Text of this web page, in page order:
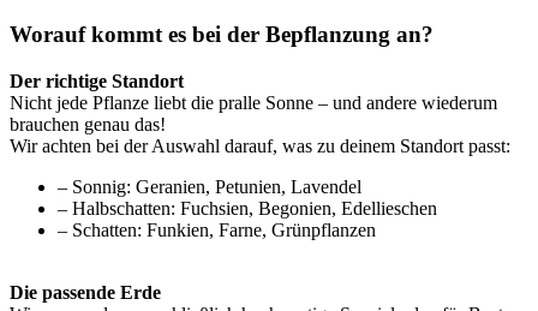
Worauf kommt es bei der Bepflanzung an?
Der richtige Standort
Nicht jede Pflanze liebt die pralle Sonne – und andere wiederum
brauchen genau das!
Wir achten bei der Auswahl darauf, was zu deinem Standort passt:
– Sonnig: Geranien, Petunien, Lavendel
– Halbschatten: Fuchsien, Begonien, Edellieschen
– Schatten: Funkien, Farne, Grünpflanzen
Die passende Erde